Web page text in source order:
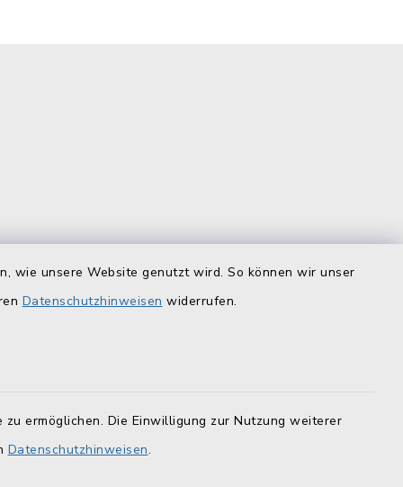
wie unsere Website genutzt wird. So können wir unser
Datenschutzhinweisen widerrufen.
ermöglichen. Die Einwilligung zur Nutzung weiterer
Datenschutzhinweisen.
Quicklinks
BayernPortal